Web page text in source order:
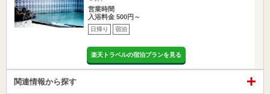
営業時間
入浴料金 500円～
日帰り 宿泊
楽天トラベルの宿泊プランを見る
関連情報から探す